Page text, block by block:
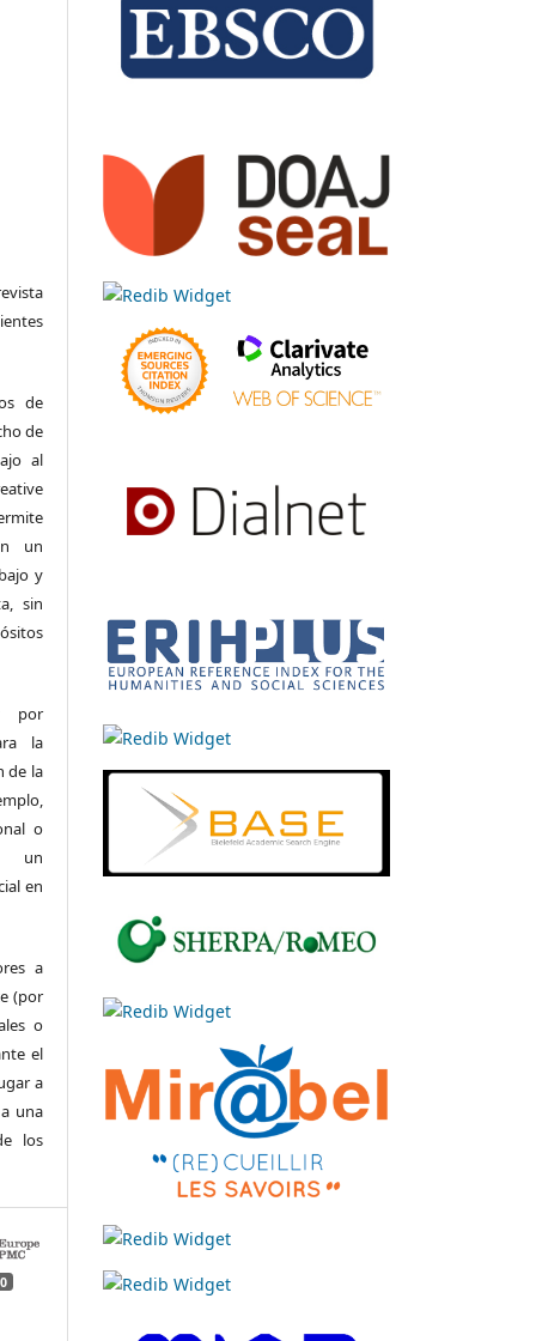
de
de
al
un
y
sin
por
la
de la
o
un
en
a
(por
o
el
a
una
los
0